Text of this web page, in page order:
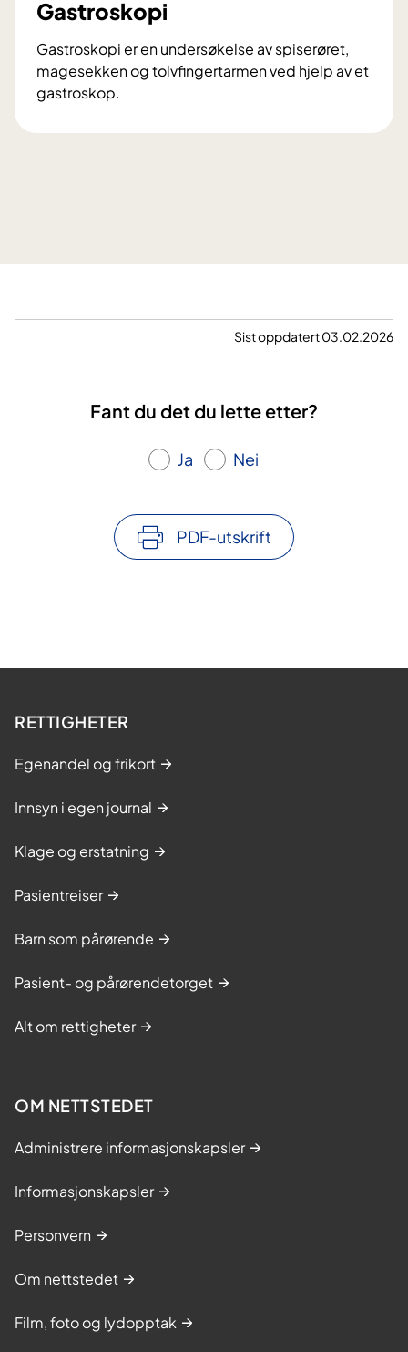
a
Gastroskopi
Gastroskopi er en undersøkelse av spiserøret,
magesekken og tolvfingertarmen ved hjelp av et
gastroskop.
a
k
Sist oppdatert 03.02.2026
Fant du det du lette etter?
Ja Nei
PDF-utskrift
RETTIGHETER
Egenandel og frikort
Innsyn i egen journal
Klage og erstatning
Pasientreiser
Barn som pårørende
Pasient- og pårørendetorget
Alt om rettigheter
OM NETTSTEDET
Administrere informasjonskapsler
Informasjonskapsler
Personvern
Om nettstedet
Film, foto og lydopptak